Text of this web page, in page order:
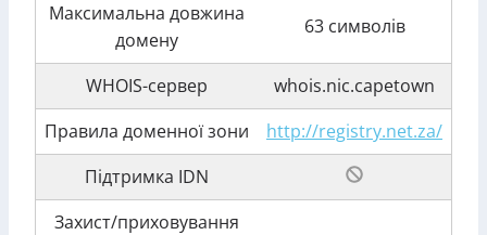
Максимальна довжина
домену
63 символів
WHOIS-сервер
whois.nic.capetown
Правила доменної зони
http://registry.net.za/
Підтримка IDN
Захист/приховування